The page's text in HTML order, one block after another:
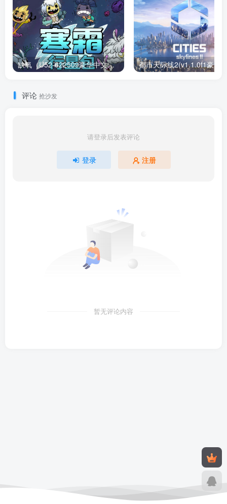
缺氧（U52-622509豪华中文版）下载
评论 抢沙发
请登录后发表评论
登录 注册
暂无评论内容